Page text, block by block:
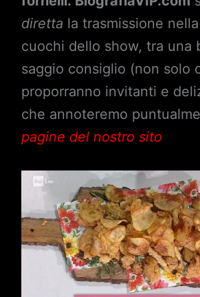
diretta la trasmissione
cuochi dello show, tra una
saggio consiglio (non solo
proporranno invitanti e
che annoteremo
pagine del nostro sito